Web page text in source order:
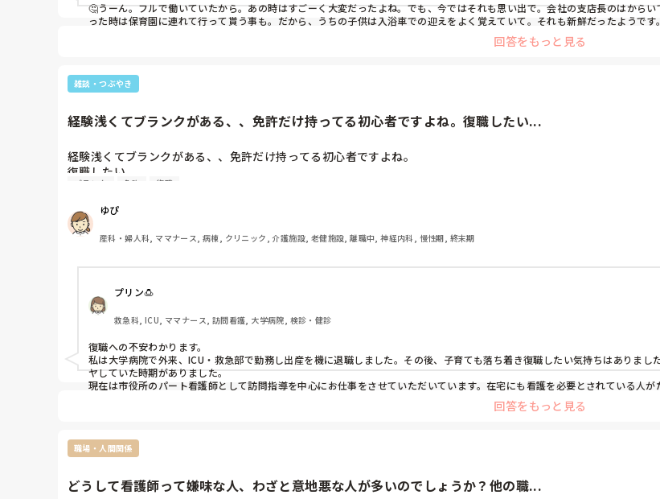
🤔うーん。フルで働いていたから。あの時はすごーく大変だったよね。でも、今ではそれも思い出で。会社の支店長のはから
った時は保育園に連れて行って貰う事も。だから、うちの子供は入浴車での迎えをよく覚えていて。それも新鮮だったようです
また、私は近所のママ友がすごーく助けて貰ってね。子供が熱出した時とか、迎えに行って貰ってたから。で、朝、7時半に
でも、今、迎えに行ってます。遅れてすみませんと電話したら18時半過ぎても園長先生が見てくれてたなぁ。
ほんと、恵まれた環境で育ててきました。
今は子供も大きくなったので。
訪問入浴も楽しかったですよ。利用者さんが入浴を待ちわびてるので、すごーく喜ばれる仕事です。またね。会社によっては
りと伝えて働くといいと思いますよ。
私が働いた当初は訪問入浴看護師がいなくて、まぁ。条件を飲んで貰ったよね。でも、渋滞とか色々あって迎えが遅れる事も。
回答をもっと見る
雑談・つぶやき
経験浅くてブランクがある、、免許だけ持ってる初心者ですよね。復職したい...
経験浅くてブランクがある、、免許だけ持ってる初心者ですよね。
復職したい。
潜在看護師になっていくのかなと思う今日この頃です。
ブランク 免許 復職
ゆぴ
産科・婦人科, ママナース, 病棟, クリニック, 介護施設, 老健施設, 離職中, 神経内科, 慢性期, 終末期
プリン🍮
救急科, ICU, ママナース, 訪問看護, 大学病院, 検診・健診
復職への不安わかります。
私は大学病院で外来、ICU・救急部で勤務し出産を機に退職しました。その後、子育ても落ち着き復職したい気持ちはありま
ヤしていた時期がありました。
現在は市役所のパート看護師として訪問指導を中心にお仕事をさせていただいています。在宅にも看護を必要とされている人
ブランクがあっても病院に復職された方もおられますし、ゆぴさんもまだ諦めることないと思いますよ。
回答をもっと見る
職場・人間関係
どうして看護師って嫌味な人、わざと意地悪な人が多いのでしょうか？他の職...